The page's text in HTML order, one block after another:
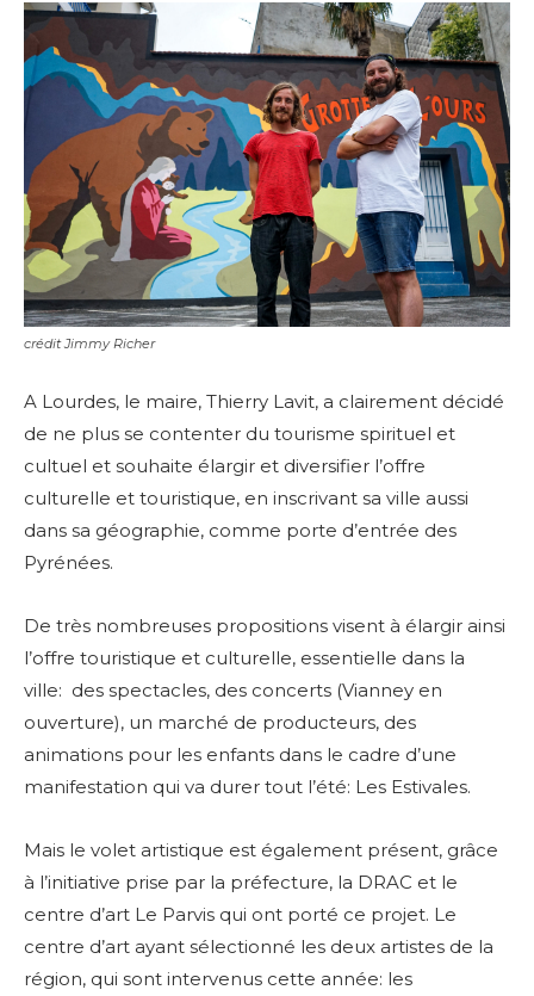
crédit Jimmy Richer
A Lourdes, le maire, Thierry Lavit, a clairement décidé
de ne plus se contenter du tourisme spirituel et
cultuel et souhaite élargir et diversifier l’offre
culturelle et touristique, en inscrivant sa ville aussi
dans sa géographie, comme porte d’entrée des
Pyrénées.
De très nombreuses propositions visent à élargir ainsi
l’offre touristique et culturelle, essentielle dans la
ville: des spectacles, des concerts (Vianney en
ouverture), un marché de producteurs, des
animations pour les enfants dans le cadre d’une
manifestation qui va durer tout l’été: Les Estivales.
Mais le volet artistique est également présent, grâce
à l’initiative prise par la préfecture, la DRAC et le
centre d’art Le Parvis qui ont porté ce projet. Le
centre d’art ayant sélectionné les deux artistes de la
région, qui sont intervenus cette année: les